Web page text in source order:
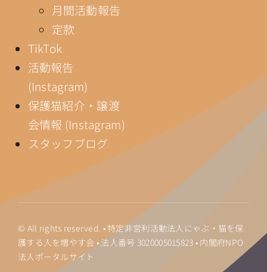
月間活動報告
定款
TikTok
活動報告
(Instagram)
保護猫紹介・譲渡
会情報 (Instagram)
スタッフブログ
© All rights reserved. • 特定非営利活動法人にゃぶ・猫を保
護する人を増やす会 • 法人番号 3020005015823 • 内閣府NPO
法人ポータルサイト